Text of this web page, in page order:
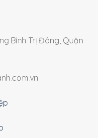
Bình Trị Đông, Quận